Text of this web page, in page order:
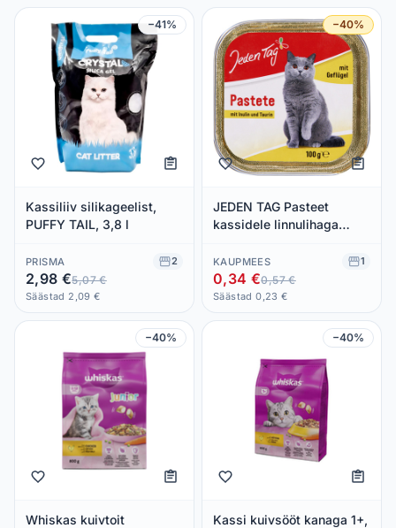
−41%
Kassiliiv silikageelist,
PUFFY TAIL, 3,8 l
PRISMA 2
2,98 €5,07 €
Säästad 2,09 €
−40%
JEDEN TAG Pasteet
kassidele linnulihaga
KAUPMEES 1
0,34 €0,57 €
Säästad 0,23 €
−40%
Whiskas kuivtoit
−40%
Kassi kuivsööt kanaga 1+,